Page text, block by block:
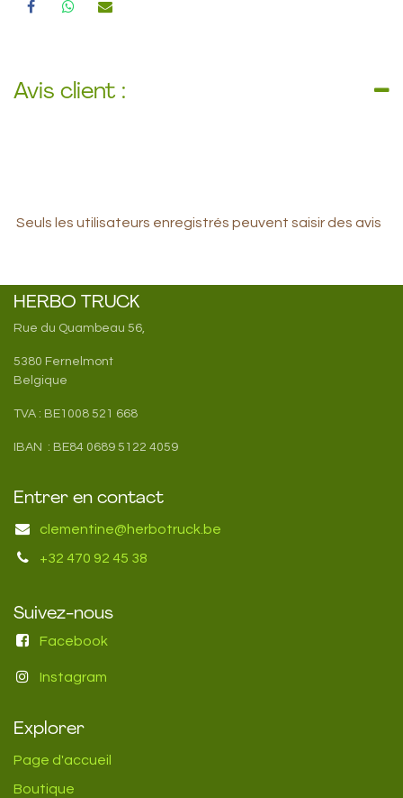
Avis client :
Seuls les utilisateurs enregistrés peuvent saisir des avis
HERBO TRUCK
Rue du Quambeau 56,
5380 Fernelmont
Belgique
TVA : BE1008 521 668
IBAN : BE84 0689 5122 4059
Entrer en contact
clementine@herbotruck.be
+32 470 92 45 38
Suivez-nous
Facebook
Instagram
Explorer
Page d'accueil
Boutique